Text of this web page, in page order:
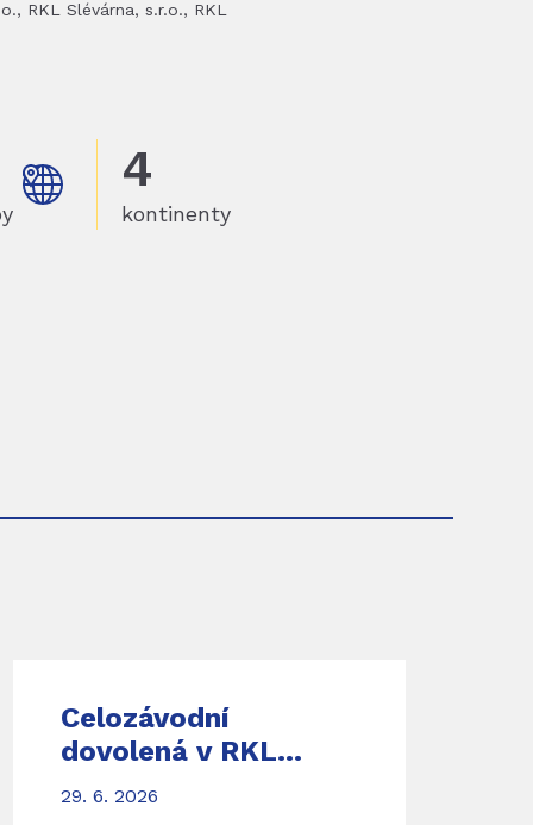
RKL Slévárna, s.r.o., RKL
4
kontinenty
Celozávodní
dovolená v RKL
SLÉVÁRNA
29. 6. 2026